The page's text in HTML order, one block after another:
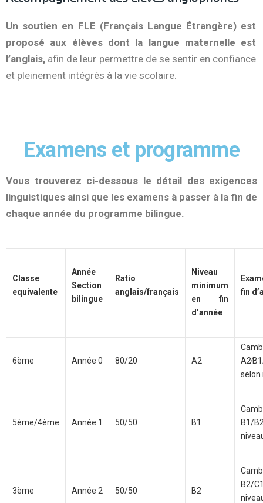
Un soutien en FLE (Français Langue Étrangère) est
proposé aux élèves dont la langue maternelle est
l’anglais, afin de leur permettre de se sentir en confiance
et pleinement intégrés à la vie scolaire.
Examens et programme
Vous trouverez ci-dessous le détail des exigences
linguistiques ainsi que les examens à passer à la fin de
chaque année du programme bilingue.
Classe
equivalente
Année
Section
bilingue
Ratio
anglais/français
Niveau
minimum
en fin
d’année
fin
6ème Année 0 80/20 A2
selon
5ème/4ème Année 1 50/50 B1
B1/
3ème Année 2 50/50 B2
B2/